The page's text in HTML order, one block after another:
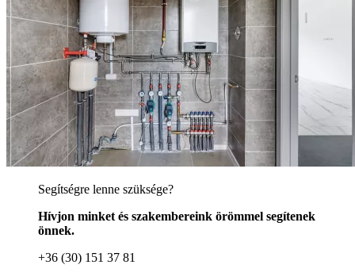
Segítségre lenne szüksége?
Hívjon minket és szakembereink örömmel segítenek
önnek.
+36 (30) 151 37 81